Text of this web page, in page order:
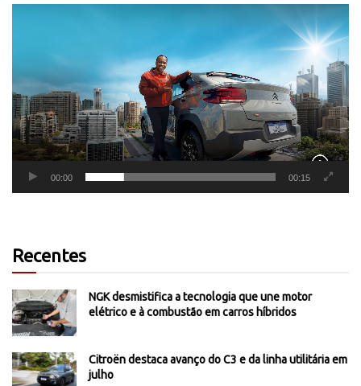
00:00 00:15
Recentes
NGK desmistifica a tecnologia que une motor
elétrico e à combustão em carros híbridos
Citroën destaca avanço do C3 e da linha utilitária em
julho